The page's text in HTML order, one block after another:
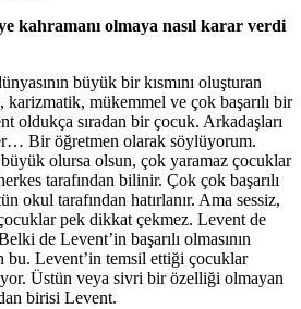
kahramanı olmaya nasıl karar verdi
büyük bir kısmını oluşturan
mükemmel ve çok başarılı bir
oldukça sıradan bir çocuk. Arkadaşları
Bir öğretmen olarak söylüyorum.
büyük olursa olsun, çok yaramaz çocuklar
tarafından bilinir. Çok çok başarılı
okul tarafından hatırlanır. Ama sessiz,
pek dikkat çekmez. Levent de
de Levent’in başarılı olmasının
bu. Levent’in temsil ettiği çocuklar
Üstün veya sivri bir özelliği olmayan
birisi Levent.